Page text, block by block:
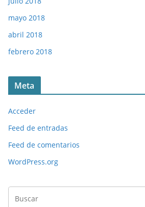
mayo 2018
abril 2018
febrero 2018
Meta
Acceder
Feed de entradas
Feed de comentarios
WordPress.org